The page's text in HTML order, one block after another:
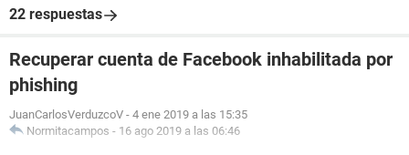
22 respuestas
Recuperar cuenta de Facebook inhabilitada por
phishing
JuanCarlosVerduzcoV - 4 ene 2019 a las 15:35
Normitacampos - 16 ago 2019 a las 06:46